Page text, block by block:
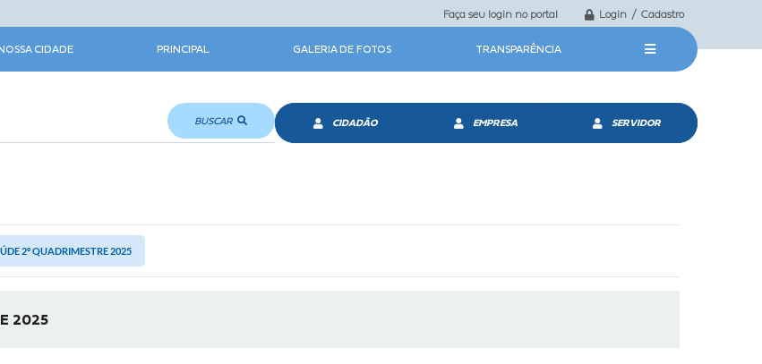
Faça seu login no portal Login / Cadastro
CIDADE PRINCIPAL GALERIA DE FOTOS TRANSPARÊNCIA
BUSCAR CIDADÃO EMPRESA SERVIDOR
2º QUADRIMESTRE 2025
2025